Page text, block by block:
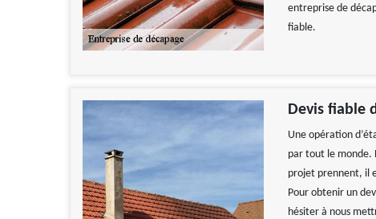
entreprise de
fiable.
Devis fiable
Une opération
par tout le monde.
projet prennent, il
Pour obtenir un
hésiter à nous